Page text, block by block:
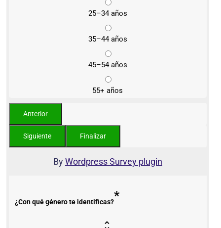
25–34 años
35–44 años
45–54 años
55+ años
ByWordpress Survey plugin
¿Con qué género te identificas?*